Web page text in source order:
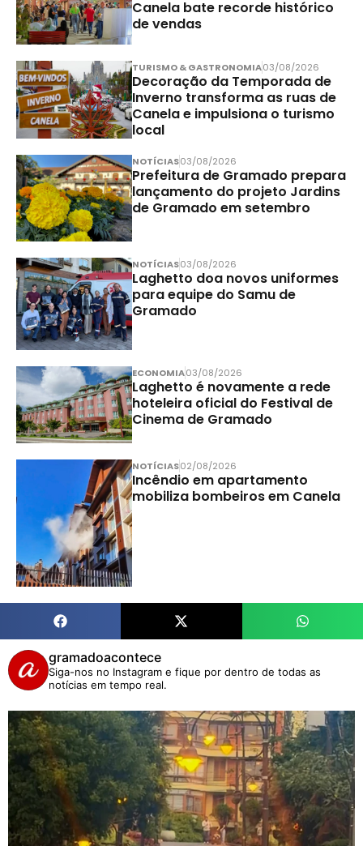
Canela bate recorde histórico
de vendas
TURISMO & GASTRONOMIA03/08/2026
Decoração da Temporada de
Inverno transforma as ruas de
Canela e impulsiona o turismo
local
NOTÍCIAS03/08/2026
Prefeitura de Gramado prepara
lançamento do projeto Jardins
de Gramado em setembro
NOTÍCIAS03/08/2026
Laghetto doa novos uniformes
para equipe do Samu de
Gramado
ECONOMIA03/08/2026
Laghetto é novamente a rede
hoteleira oficial do Festival de
Cinema de Gramado
NOTÍCIAS02/08/2026
Incêndio em apartamento
mobiliza bombeiros em Canela
gramadoacontece
Siga-nos no Instagram e fique por dentro de todas as
notícias em tempo real.